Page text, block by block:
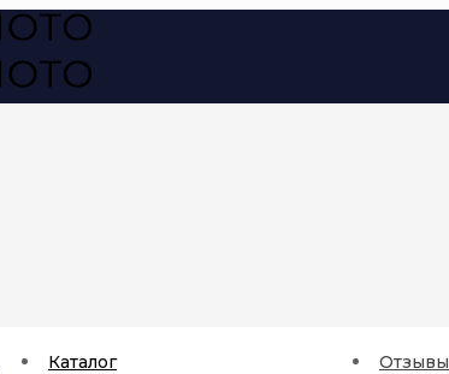
Каталог
Отзывы